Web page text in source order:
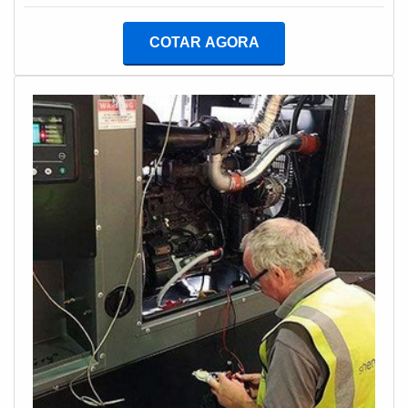
TECNOGEN Grupos Geradores poderá contar precisão
qualificado e com ampla disponibilidade.MAIS
DETALHES SOBRE GERADOR A DIESELHá muitas
maneiras eficientes de demonstrar competência e
excelência em sua área de atuação. A TECNOGEN
Grupos Geradores canaliza sua energia em oferecer
um estrutura com: Escritório de alta qualidade onde
são realizadas as atividades; Tecnologia de ponta;
Estrutura suficiente para atender todas as
demandas. Tudo para garantir gerador diesel com
eficiência. Ainda com uma visão analítica sobre gerador
a diesel, na essência da empresa, a mesma deve
prezar pelos produtos e serviços com ótima qualidade e
excelente custo-benefício, detalhes primordiais que são
deixados de lado por muitas empresas que não focam
na fidelização do cliente.Esses e outros motivos são a
razão pela qual a TECNOGEN Grupos Geradores é
COTAR AGORA